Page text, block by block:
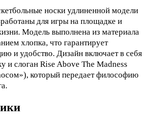
носки удлиненной модели
для игры на площадке и
Модель выполнена из материала
хлопка, что гарантирует
и удобство. Дизайн включает в себя
и слоган Rise Above The Madness
который передает философию